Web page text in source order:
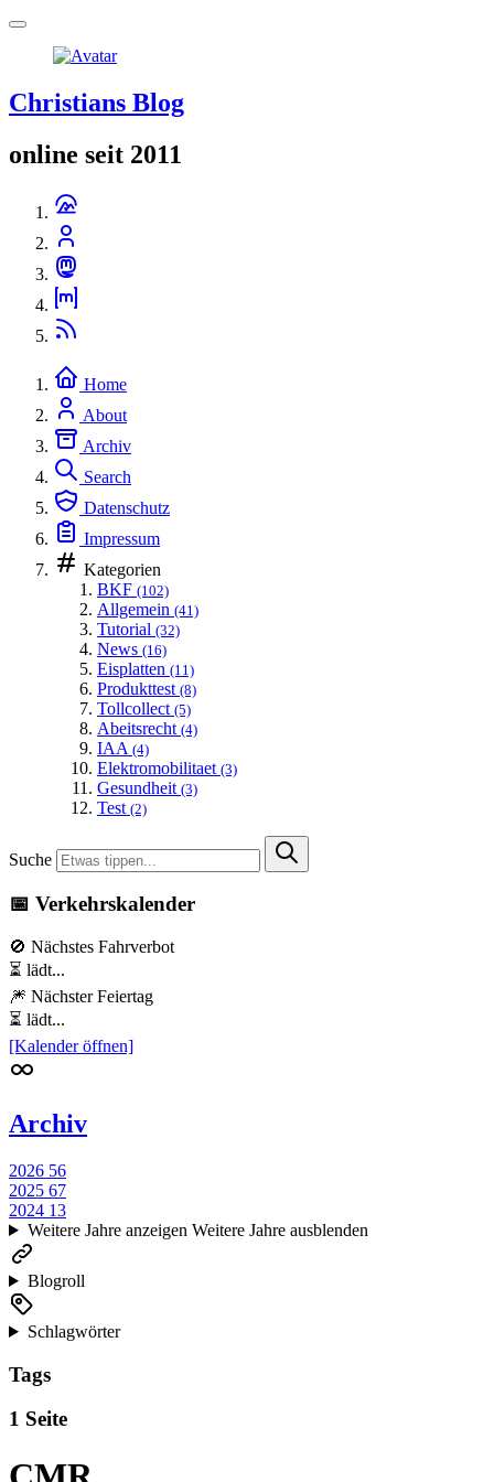
Christians Blog
online seit 2011
Home
About
Archiv
Search
Datenschutz
Impressum
Kategorien
BKF (102)
Allgemein (41)
Tutorial (32)
News (16)
Eisplatten (11)
Produkttest (8)
Tollcollect (5)
Abeitsrecht (4)
IAA (4)
Elektromobilitaet (3)
Gesundheit (3)
Test (2)
Suche
📅 Verkehrskalender
🚫 Nächstes Fahrverbot
⏳ lädt...
🎆 Nächster Feiertag
⏳ lädt...
[Kalender öffnen]
Archiv
2026 56
2025 67
2024 13
Weitere Jahre anzeigen Weitere Jahre ausblenden
Blogroll
Schlagwörter
Tags
1 Seite